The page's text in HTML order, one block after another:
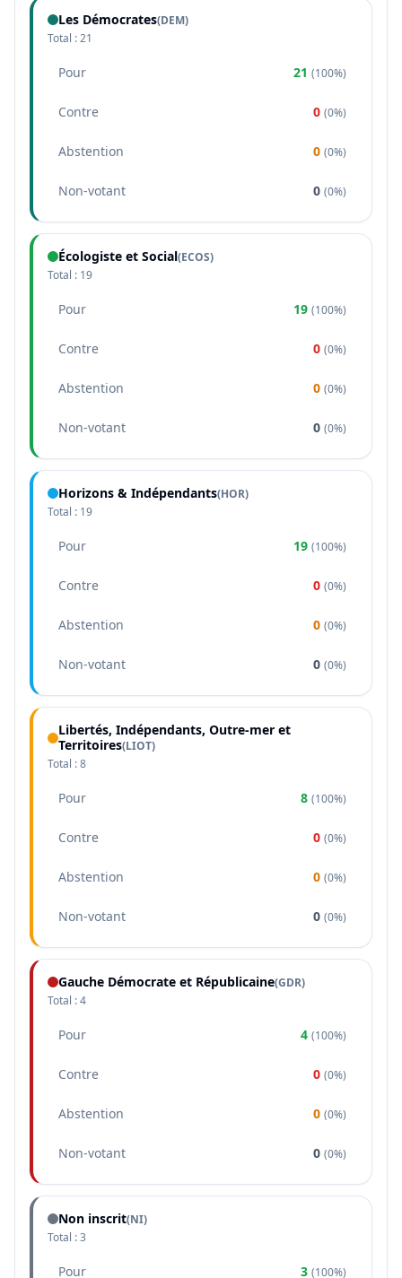
Les Démocrates(DEM)
Total :21
Pour 21 (100%)
Contre 0 (0%)
Abstention 0 (0%)
Non-votant 0 (0%)
Écologiste et Social(ECOS)
Total : 19
Pour 19 (100%)
Contre 0 (0%)
Abstention 0 (0%)
Non-votant 0 (0%)
Horizons & Indépendants(HOR)
Total : 19
Pour 19 (100%)
Contre 0 (0%)
Abstention 0 (0%)
Non-votant 0 (0%)
Libertés, Indépendants, Outre-mer et
Territoires(LIOT)
Total :8
Pour 8 (100%)
Contre 0 (0%)
Abstention 0 (0%)
Non-votant 0 (0%)
Gauche Démocrate et Républicaine(GDR)
Total :4
Pour 4 (100%)
Contre 0 (0%)
Abstention 0 (0%)
Non-votant 0 (0%)
Non inscrit(NI)
Total :3
Pour 3 (100%)